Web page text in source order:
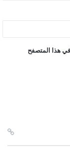
في هذا المتصفح